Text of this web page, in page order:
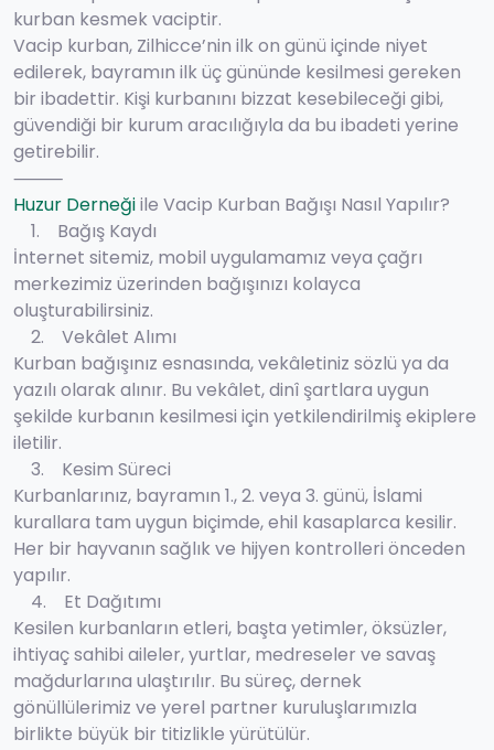
kurban kesmek vaciptir.
Vacip kurban, Zilhicce’nin ilk on günü içinde niyet
edilerek, bayramın ilk üç gününde kesilmesi gereken
bir ibadettir. Kişi kurbanını bizzat kesebileceği gibi,
güvendiği bir kurum aracılığıyla da bu ibadeti yerine
getirebilir.
⸻
Huzur Derneğiile Vacip Kurban Bağışı Nasıl Yapılır?
1. Bağış Kaydı
İnternet sitemiz, mobil uygulamamız veya çağrı
merkezimiz üzerinden bağışınızı kolayca
oluşturabilirsiniz.
2. Vekâlet Alımı
Kurban bağışınız esnasında, vekâletiniz sözlü ya da
yazılı olarak alınır. Bu vekâlet, dinî şartlara uygun
şekilde kurbanın kesilmesi için yetkilendirilmiş ekiplere
iletilir.
3. Kesim Süreci
Kurbanlarınız, bayramın 1., 2. veya 3. günü, İslami
kurallara tam uygun biçimde, ehil kasaplarca kesilir.
Her bir hayvanın sağlık ve hijyen kontrolleri önceden
yapılır.
4. Et Dağıtımı
Kesilen kurbanların etleri, başta yetimler, öksüzler,
ihtiyaç sahibi aileler, yurtlar, medreseler ve savaş
mağdurlarına ulaştırılır. Bu süreç, dernek
gönüllülerimiz ve yerel partner kuruluşlarımızla
birlikte büyük bir titizlikle yürütülür.